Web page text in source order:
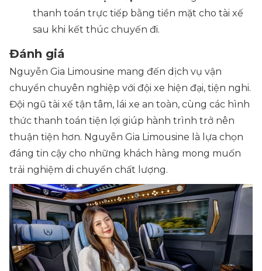
thanh toán trực tiếp bằng tiền mặt cho tài xế
sau khi kết thúc chuyến đi.
Đánh giá
Nguyễn Gia Limousine mang đến dịch vụ vận
chuyển chuyên nghiệp với đội xe hiện đại, tiện nghi.
Đội ngũ tài xế tận tâm, lái xe an toàn, cùng các hình
thức thanh toán tiện lợi giúp hành trình trở nên
thuận tiện hơn. Nguyễn Gia Limousine là lựa chọn
đáng tin cậy cho những khách hàng mong muốn
trải nghiệm di chuyển chất lượng.